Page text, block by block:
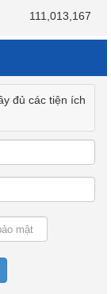
111,013,167
đủ các tiện ích